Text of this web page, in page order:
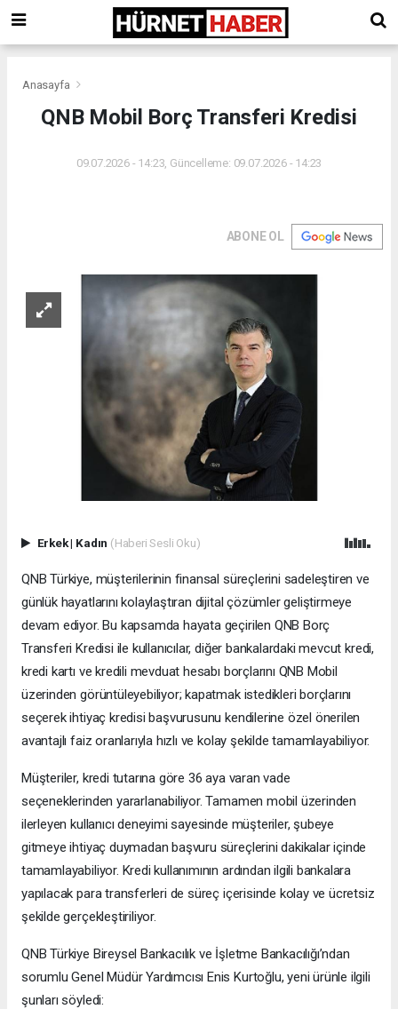
Anasayfa
QNB Mobil Borç Transferi Kredisi
09.07.2026 - 14:23, Güncelleme: 09.07.2026 - 14:23
ABONE OL
Erkek| Kadın (Haberi Sesli Oku)
QNB Türkiye, müşterilerinin finansal süreçlerini sadeleştiren ve
günlük hayatlarını kolaylaştıran dijital çözümler geliştirmeye
devam ediyor. Bu kapsamda hayata geçirilen QNB Borç
Transferi Kredisi ile kullanıcılar, diğer bankalardaki mevcut kredi,
kredi kartı ve kredili mevduat hesabı borçlarını QNB Mobil
üzerinden görüntüleyebiliyor; kapatmak istedikleri borçlarını
seçerek ihtiyaç kredisi başvurusunu kendilerine özel önerilen
avantajlı faiz oranlarıyla hızlı ve kolay şekilde tamamlayabiliyor.
Müşteriler, kredi tutarına göre 36 aya varan vade
seçeneklerinden yararlanabiliyor. Tamamen mobil üzerinden
ilerleyen kullanıcı deneyimi sayesinde müşteriler, şubeye
gitmeye ihtiyaç duymadan başvuru süreçlerini dakikalar içinde
tamamlayabiliyor. Kredi kullanımının ardından ilgili bankalara
yapılacak para transferleri de süreç içerisinde kolay ve ücretsiz
şekilde gerçekleştiriliyor.
QNB Türkiye Bireysel Bankacılık ve İşletme Bankacılığı’ndan
sorumlu Genel Müdür Yardımcısı Enis Kurtoğlu, yeni ürünle ilgili
şunları söyledi: